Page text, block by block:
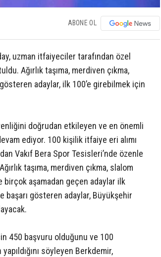
ABONE OL
uzman itfaiyeciler tarafından özel
Ağırlık taşıma, merdiven çıkma,
adaylar, ilk 100’e girebilmek için
doğrudan etkileyen ve en önemli
ediyor. 100 kişilik itfaiye eri alımı
Vakıf Bera Spor Tesisleri’nde özenle
taşıma, merdiven çıkma, slalom
birçok aşamadan geçen adaylar ilk
başarı gösteren adaylar, Büyükşehir
450 başvuru olduğunu ve 100
söyleyen Berkdemir,